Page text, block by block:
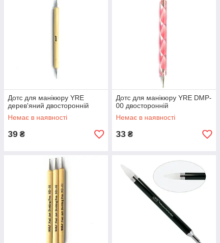
Дотс для манікюру YRE
дерев'яний двосторонній
Немає в наявності
39 ₴
Дотс для манікюру YRE DMP-
00 двосторонній
Немає в наявності
33 ₴